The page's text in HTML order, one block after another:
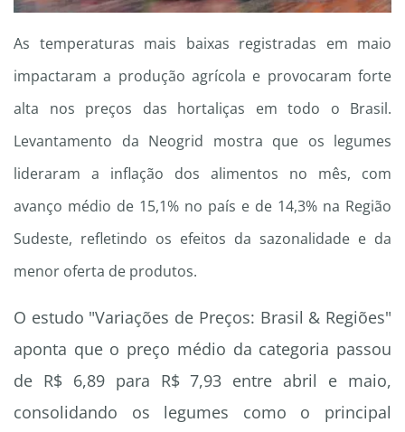
As temperaturas mais baixas registradas em maio
impactaram a produção agrícola e provocaram forte
alta nos preços das hortaliças em todo o Brasil.
Levantamento da Neogrid mostra que os legumes
lideraram a inflação dos alimentos no mês, com
avanço médio de 15,1% no país e de 14,3% na Região
Sudeste, refletindo os efeitos da sazonalidade e da
menor oferta de produtos.
O estudo "Variações de Preços: Brasil & Regiões"
aponta que o preço médio da categoria passou
de R$ 6,89 para R$ 7,93 entre abril e maio,
consolidando os legumes como o principal